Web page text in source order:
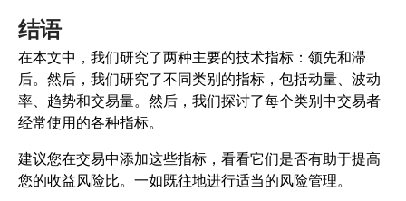
结语
在本文中，我们研究了两种主要的技术指标：领先和滞
后。然后，我们研究了不同类别的指标，包括动量、波动
率、趋势和交易量。然后，我们探讨了每个类别中交易者
经常使用的各种指标。
建议您在交易中添加这些指标，看看它们是否有助于提高
您的收益风险比。一如既往地进行适当的风险管理。